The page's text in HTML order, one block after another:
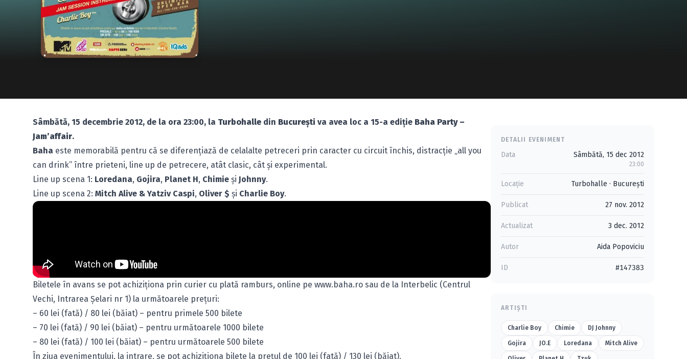
Sâmbătă, 15 decembrie 2012, de la ora 23:00, la Turbohalle din Bucureşti va avea loc a 15-a ediţie Baha Party –
Jam’affair.
Baha este memorabilă pentru că se diferenţiază de celalalte petreceri prin caracter cu circuit închis, distracţie „all you
can drink” între prieteni, line up de petrecere, atât clasic, cât şi experimental.
Line up scena 1: Loredana, Gojira, Planet H, Chimie şi Johnny.
Line up scena 2: Mitch Alive & Yatziv Caspi, Oliver $ şi Charlie Boy.
Biletele în avans se pot achiziţiona prin curier cu plată ramburs, online pe www.baha.ro sau de la Interbelic (Centrul
Vechi, Intrarea Şelari nr 1) la următoarele preţuri:
– 60 lei (fată) / 80 lei (băiat) – pentru primele 500 bilete
– 70 lei (fată) / 90 lei (băiat) – pentru următoarele 1000 bilete
– 80 lei (fată) / 100 lei (băiat) – pentru următoarele 500 bilete
În ziua evenimentului, la intrare, se pot achiziţiona bilete la preţul de 100 lei (fată) / 130 lei (băiat).
DETALII EVENIMENT
Data Sâmbătă, 15 dec 2012
23:00
Locație Turbohalle · Bucureşti
Publicat 27 nov. 2012
Actualizat 3 dec. 2012
Autor Aida Popoviciu
ID #147383
ARTIȘTI
Charlie Boy Chimie DJ Johnny
Gojira JO.E Loredana Mitch Alive